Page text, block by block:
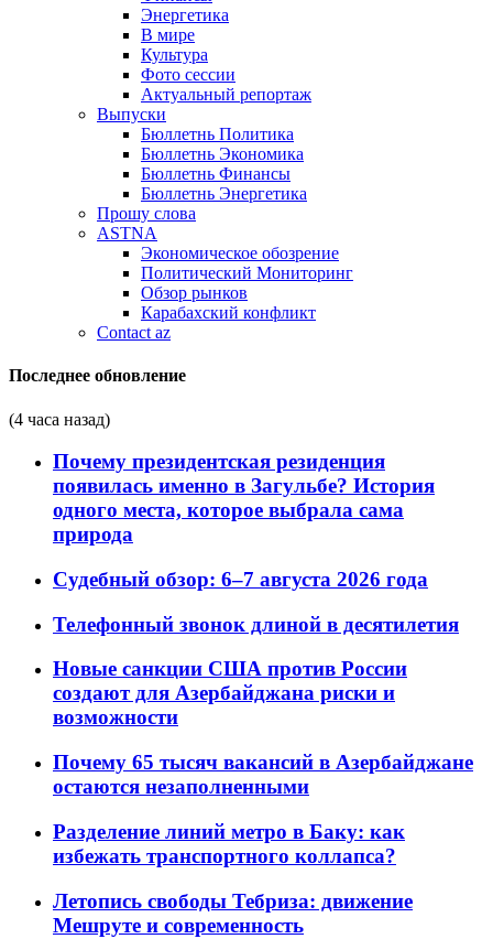
Энергетика
В мире
Культура
Фото сессии
Актуальный репортаж
Выпуски
Бюллетнь Политика
Бюллетнь Экономика
Бюллетнь Финансы
Бюллетнь Энергетика
Прошу слова
ASTNA
Экономическое обозрение
Политический Мониторинг
Обзор рынков
Карабахский конфликт
Contact az
Последнее обновление
(4 часа назад)
Почему президентская резиденция
появилась именно в Загульбе? История
одного места, которое выбрала сама
природа
Судебный обзор: 6–7 августа 2026 года
Телефонный звонок длиной в десятилетия
Новые санкции США против России
создают для Азербайджана риски и
возможности
Почему 65 тысяч вакансий в Азербайджане
остаются незаполненными
Разделение линий метро в Баку: как
избежать транспортного коллапса?
Летопись свободы Тебриза: движение
Мешруте и современность